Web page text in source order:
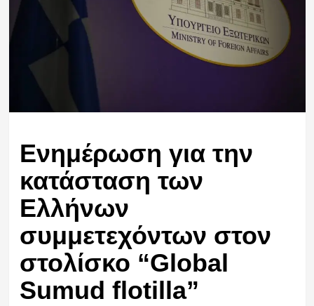
Ενημέρωση για την
κατάσταση των
Ελλήνων
συμμετεχόντων στον
στολίσκο “Global
Sumud flotilla”